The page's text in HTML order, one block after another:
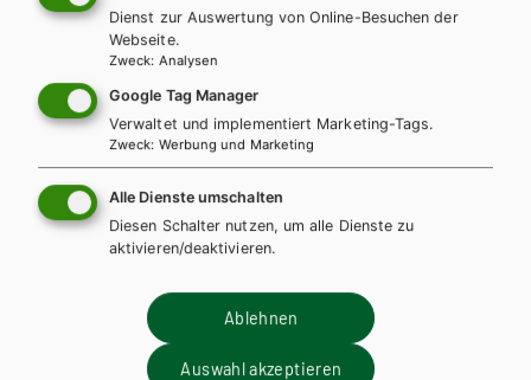
AHS-O
Lehrbuch + E-Book
Dienst zur Auswertung von Online-Besuchen der
Webseite.
Zweck: Analysen
Google Tag Manager
Verwaltet und implementiert Marketing-Tags.
Zweck: Werbung und Marketing
Alle Dienste umschalten
Diesen Schalter nutzen, um alle Dienste zu
aktivieren/deaktivieren.
Ablehnen
Auswahl akzeptieren